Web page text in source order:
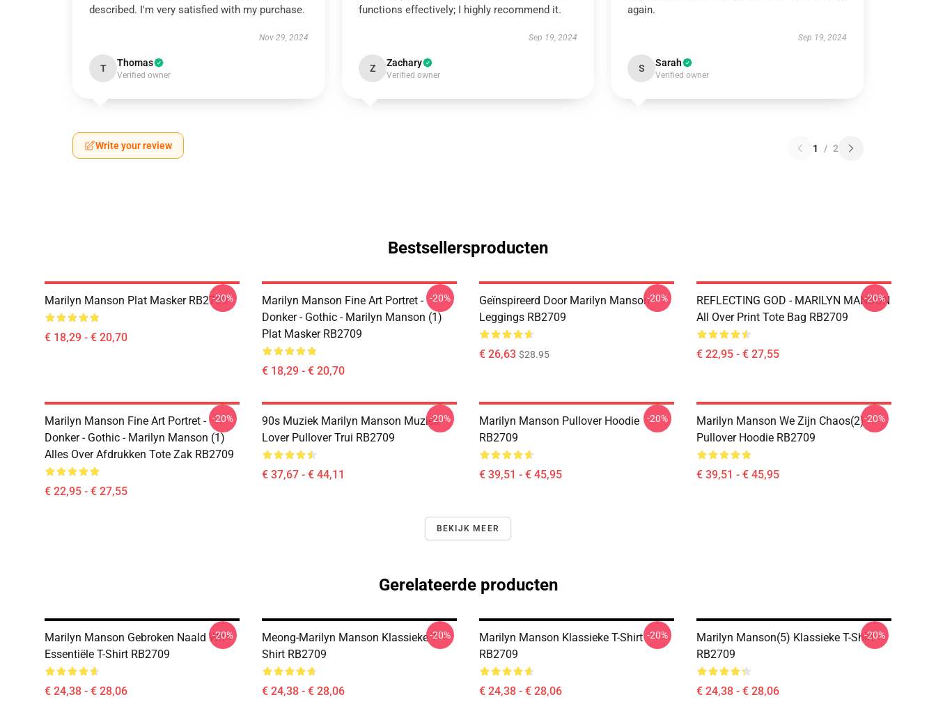
described. I'm very satisfied with my purchase.
Nov 29, 2024
T Thomas
Verified owner
functions effectively; I highly recommend it.
Sep 19, 2024
Z Zachary
Verified owner
again.
Sep 19, 2024
S Sarah
Verified owner
Write your review 1 / 2
Bestsellersproducten
Marilyn Manson Plat Masker RB2709
€ 18,29 - € 20,70
-20%
Marilyn Manson Fine Art Portret -
Donker - Gothic - Marilyn Manson (1)
Plat Masker RB2709
€ 18,29 - € 20,70
-20%
Geïnspireerd Door Marilyn Manson
Leggings RB2709
€ 26,63 $28.95
-20%
REFLECTING GOD - MARILYN MANSON
All Over Print Tote Bag RB2709
€ 22,95 - € 27,55
-20%
Marilyn Manson Fine Art Portret -
Donker - Gothic - Marilyn Manson (1)
Alles Over Afdrukken Tote Zak RB2709
€ 22,95 - € 27,55
-20%
90s Muziek Marilyn Manson Muziek
Lover Pullover Trui RB2709
€ 37,67 - € 44,11
-20%
Marilyn Manson Pullover Hoodie
RB2709
€ 39,51 - € 45,95
-20%
Marilyn Manson We Zijn Chaos(2)
Pullover Hoodie RB2709
€ 39,51 - € 45,95
-20%
BEKIJK MEER
Gerelateerde producten
Marilyn Manson Gebroken Naald Wit
Essentiële T-Shirt RB2709
€ 24,38 - € 28,06
-20%
Meong-Marilyn Manson Klassieke T-
Shirt RB2709
€ 24,38 - € 28,06
-20%
Marilyn Manson Klassieke T-Shirt
RB2709
€ 24,38 - € 28,06
-20%
Marilyn Manson(5) Klassieke T-Shirt
RB2709
€ 24,38 - € 28,06
-20%